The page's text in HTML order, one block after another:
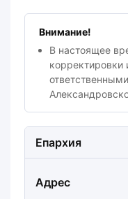
Внимание!
В настоящее
Епархия
Адрес